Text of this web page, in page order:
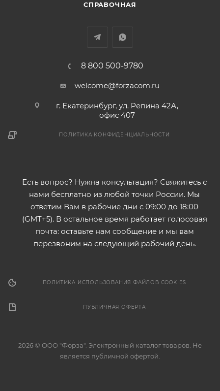
СПРАВОЧНАЯ
8 800 500-9780
welcome@forzacom.ru
г. Екатеринбург, ул. Репина 42А,
офис 407
ПОЛИТИКА КОНФИДЕНЦИАЛЬНОСТИ
Есть вопрос? Нужна консультация? Свяжитесь с
нами бесплатно из любой точки России. Мы
ответим Вам в рабочие дни с 09:00 до 18:00
(GMT+5). В остальное время работает голосовая
почта: оставьте нам сообщение и мы вам
перезвоним на следующий рабочий день.
ПОЛИТИКА ИСПОЛЬЗОВАНИЯ ФАЙЛОВ COOKIES
ПУБЛИЧНАЯ ОФЕРТА
2026 © ООО "Форза". Электронный каталог товаров. Не
является публичной офертой.